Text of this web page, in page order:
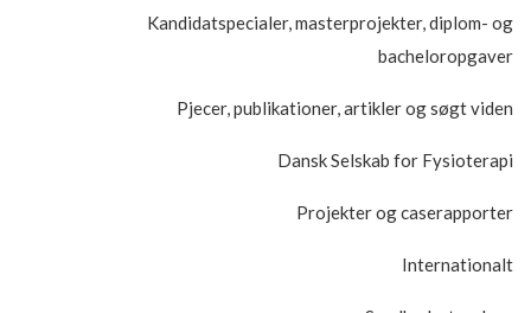
Kandidatspecialer, masterprojekter, diplom- og
bacheloropgaver
Pjecer, publikationer, artikler og søgt viden
Dansk Selskab for Fysioterapi
Projekter og caserapporter
Internationalt